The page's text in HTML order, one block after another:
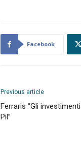
Facebook
Previous article
Ferraris “Gli
Pil”